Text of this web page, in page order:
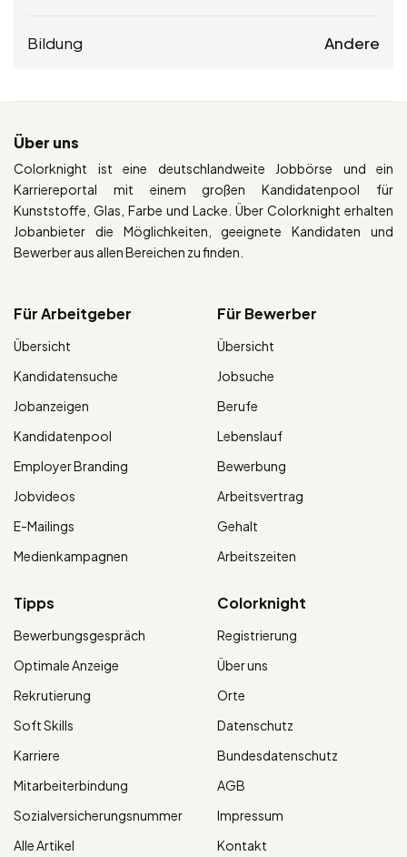
Bildung Andere
Über uns
Colorknight ist eine deutschlandweite Jobbörse und ein
Karriereportal mit einem großen Kandidatenpool für
Kunststoffe, Glas, Farbe und Lacke. Über Colorknight erhalten
Jobanbieter die Möglichkeiten, geeignete Kandidaten und
Bewerber aus allen Bereichen zu finden.
Für Arbeitgeber
Übersicht
Kandidatensuche
Jobanzeigen
Kandidatenpool
Employer Branding
Jobvideos
E-Mailings
Medienkampagnen
Für Bewerber
Übersicht
Jobsuche
Berufe
Lebenslauf
Bewerbung
Arbeitsvertrag
Gehalt
Arbeitszeiten
Tipps
Bewerbungsgespräch
Optimale Anzeige
Rekrutierung
Soft Skills
Karriere
Mitarbeiterbindung
Sozialversicherungsnummer
Alle Artikel
Colorknight
Registrierung
Über uns
Orte
Datenschutz
Bundesdatenschutz
AGB
Impressum
Kontakt